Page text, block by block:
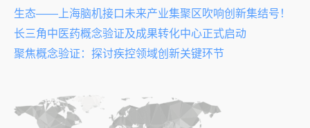
生态——上海脑机接口未来产业集聚区吹响创新集结号！
长三角中医药概念验证及成果转化中心正式启动
聚焦概念验证：探讨疾控领域创新关键环节